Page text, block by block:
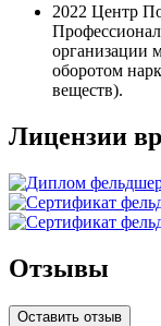
2022 Центр
организации
оборотом
веществ).
Лицензии
Отзывы
Оставить отзыв